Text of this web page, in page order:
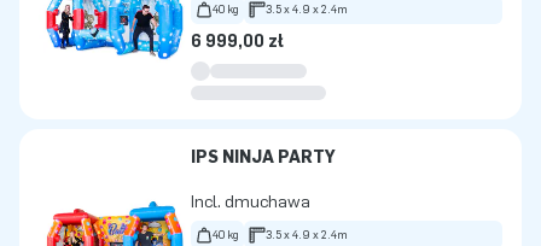
40 kg 3.5 x 4.9 x 2.4m
6 999,00 zł
IPS NINJA PARTY
Incl. dmuchawa
40 kg 3.5 x 4.9 x 2.4m